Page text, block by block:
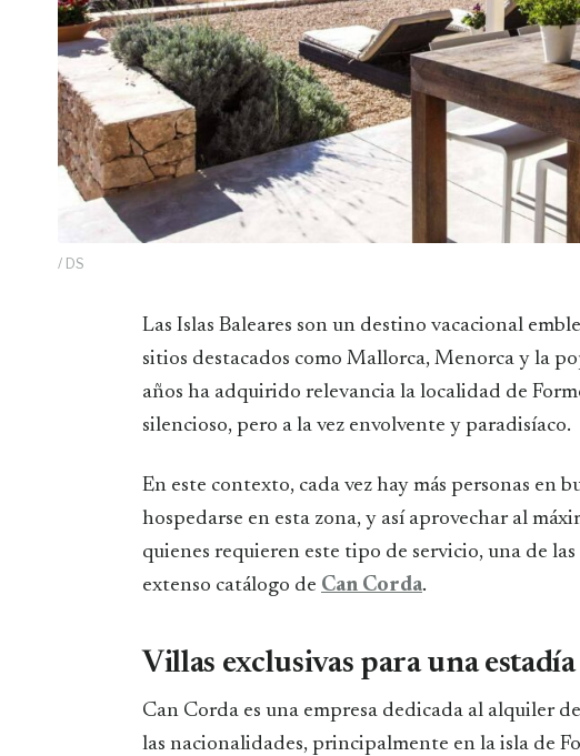
/ DS
Las Islas Baleares son un destino vacacional emblemático en el Mediterráneo, con algunos
sitios destacados como Mallorca, Menorca y la
años ha adquirido relevancia la localidad de
silencioso, pero a la vez envolvente y paradisíaco.
En este contexto, cada vez hay más personas en
hospedarse en esta zona, y así aprovechar al
quienes requieren este tipo de servicio, una de
extenso catálogo de Can Corda.
Villas exclusivas para una
Can Corda es una empresa dedicada al alquiler
las nacionalidades, principalmente en la isla de